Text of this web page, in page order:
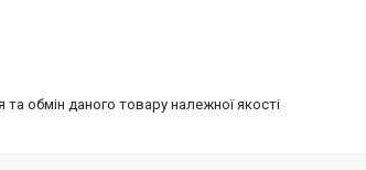
обмін даного товару належної якості